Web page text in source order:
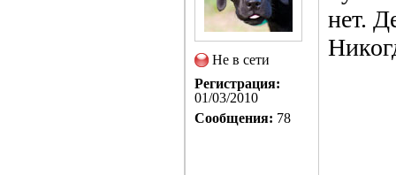
Не в сети
Регистрация:
01/03/2010
Сообщения: 78
нет.